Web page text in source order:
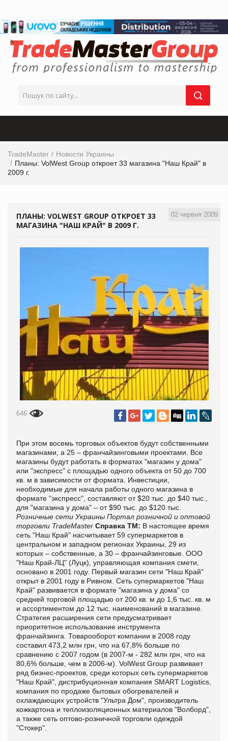
TradeMaster
Новости Украины
Планы: VolWest Group откроет 33 магазина "Наш Край" в
2009 г.
02 червня 2009
ПЛАНЫ: VOLWEST GROUP ОТКРОЕТ 33
МАГАЗИНА "НАШ КРАЙ" В 2009 Г.
646
При этом восемь торговых объектов будут собственными
магазинами, а 25 – франчайзинговыми проектами. Все
магазины будут работать в форматах "магазин у дома"
или "экспресс" с площадью одного объекта от 50 до 700
кв. м в зависимости от формата. Инвестиции,
необходимые для начала работы одного магазина в
формате "экспресс", составляют от $20 тыс. до $40 тыс.,
для "магазина у дома" – от $90 тыс. до $120 тыс.
Розничные сети Украины Портал розничной и оптовой
торговли TradeMaster Справка ТМ: В настоящее время
сеть "Наш Край" насчитывает 59 супермаркетов в
центральном и западном регионах Украины, 29 из
которых – собственные, а 30 – франчайзинговые. ООО
"Наш Край-ЛЦ" (Луцк), управляющая компания смети,
основано в 2001 году. Первый магазин сети "Наш Край"
открыт в 2001 году в Ривном. Сеть супермаркетов "Наш
Край" развивается в формате "магазина у дома" со
средней торговой площадью от 200 кв. м до 1,6 тыс. кв. м
и ассортиментом до 12 тыс. наименований в магазине.
Стратегия расширения сети предусматривает
приоритетное использование инструмента
франчайзинга. Товарооборот компании в 2008 году
составил 473,2 млн грн, что на 67,8% больше по
сравнению с 2007 годом (в 2007-м - 282 млн грн, что на
80,6% больше, чем в 2006-м). VolWest Group развивает
ряд бизнес-проектов, среди которых сеть супермаркетов
"Наш Край", дистрибуционная компания SMART Logistics,
компания по продаже бытовых обогревателей и
охлаждающих устройств "Ультра Дом", производитель
кожкартона и теплоизоляционных материалов "Волборд",
а также сеть оптово-розничной торговли одеждой
"Стокер".